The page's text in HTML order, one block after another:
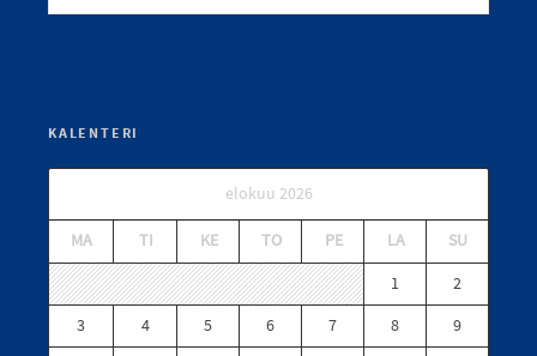
KALENTERI
elokuu 2026
MA TI KE TO PE LA
SU
1
2
3
4 5 6 7 8 9